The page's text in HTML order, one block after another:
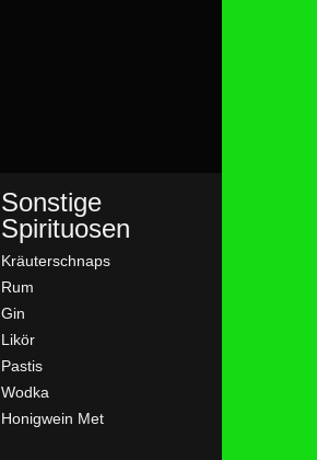
Sonstige
Spirituosen
Kräuterschnaps
Rum
Gin
Likör
Pastis
Wodka
Honigwein Met